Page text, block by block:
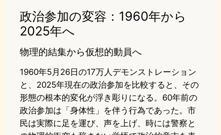
政治参加の変容：1960年から
2025年へ
物理的結集から仮想的動員へ
1960年5月26日の17万人デモンストレーション
と、2025年現在の政治参加を比較すると、その
形態の根本的変化が浮き彫りになる。60年前の
政治参加は「身体性」を伴う行為であった。市
民は実際に足を運び、声を上げ、時には警察と